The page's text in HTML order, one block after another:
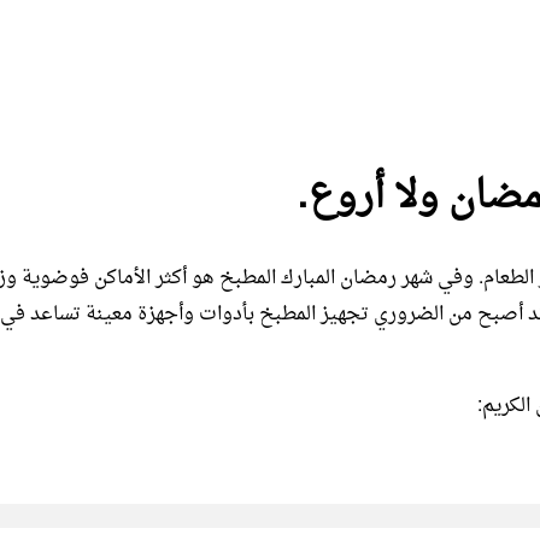
ولا أروع.
وفي شهر رمضان المبارك المطبخ هو أكثر الأماكن فوضوية
أصبح من الضروري تجهيز المطبخ بأدوات وأجهزة معينة تساعد